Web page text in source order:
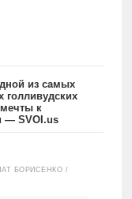
из самых
к
SVOI.us
БОРИСЕНКО /